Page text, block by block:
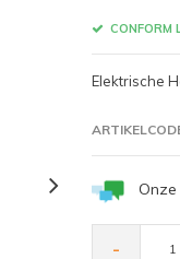
CONFORM
Elektrische
-